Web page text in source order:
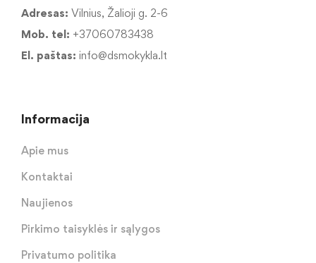
Adresas: Vilnius, Žalioji g. 2-6
Mob. tel: +37060783438
El. paštas: info@dsmokykla.lt
Informacija
Apie mus
Kontaktai
Naujienos
Pirkimo taisyklės ir sąlygos
Privatumo politika